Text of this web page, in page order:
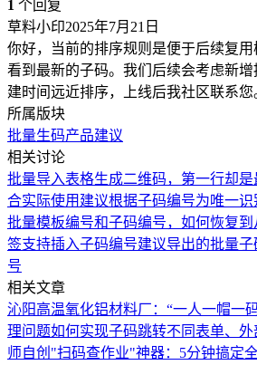
1 个回复
草料小印2025年7月21日
你好，当前的排序规则是便于后续复
看到最新的子码。我们后续会考虑新增
建时间远近排序，上线后我社区联系您
所属版块
批量生码产品建议
相关讨论
批量导入表格生成二维码，第一行却
合实际使用 建议根据子码编号为唯一
批量模板编号和子码编号，如何恢复到
签支持插入子码编号建议导出的批量
号
相关文章
沁阳高温氧化铝材料厂：“一人一帽一
理问题如何实现子码跳转不同表单、外
师自创"扫码查作业"神器：5分钟搞定